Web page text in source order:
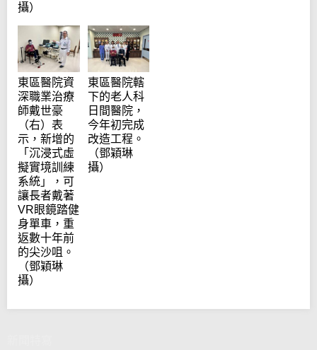
攝）
東區醫院資
深職業治療
師戴世豪
（右）表
示，新增的
「沉浸式虛
擬實境訓練
系統」，可
讓長者戴著
VR眼鏡踏健
身單車，重
返數十年前
的尖沙咀。
（鄧穎琳
攝）
東區醫院轄
下的老人科
日間醫院，
今年初完成
改造工程。
（鄧穎琳
攝）